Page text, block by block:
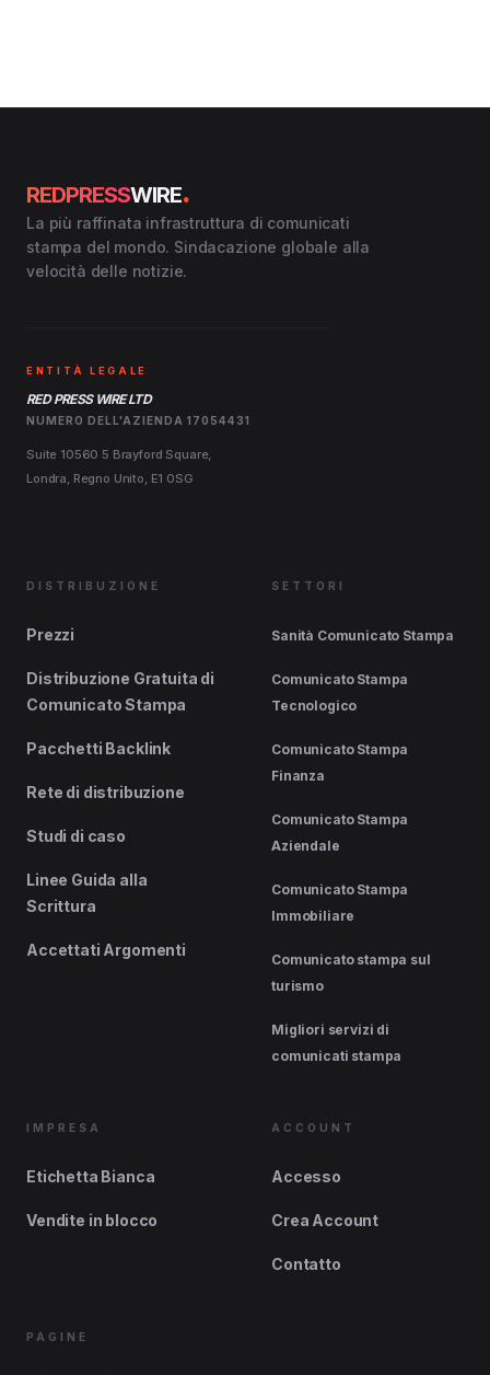
REDPRESSWIRE.
La più raffinata infrastruttura di comunicati
stampa del mondo. Sindacazione globale alla
velocità delle notizie.
ENTITÀ LEGALE
RED PRESS WIRE LTD
NUMERO DELL'AZIENDA 17054431
Suite 10560 5 Brayford Square,
Londra, Regno Unito, E1 0SG
DISTRIBUZIONE
Prezzi
Distribuzione Gratuita di
Comunicato Stampa
Pacchetti Backlink
Rete di distribuzione
Studi di caso
Linee Guida alla
Scrittura
Accettati Argomenti
SETTORI
Sanità Comunicato Stampa
Comunicato Stampa
Tecnologico
Comunicato Stampa
Finanza
Comunicato Stampa
Aziendale
Comunicato Stampa
Immobiliare
Comunicato stampa sul
turismo
Migliori servizi di
comunicati stampa
IMPRESA
Etichetta Bianca
Vendite in blocco
ACCOUNT
Accesso
Crea Account
Contatto
PAGINE